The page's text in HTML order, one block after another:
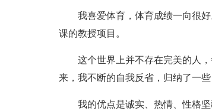
我喜爱体育，体育成绩一向很
课的教授项目。
这个世界上并不存在完美的人
来，我不断的自我反省，归纳了一些
我的优点是诚实、热情、性格